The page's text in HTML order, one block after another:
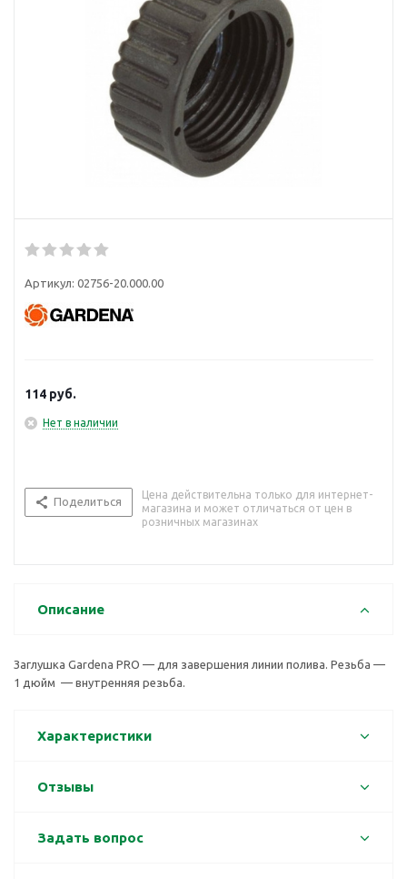
Артикул: 02756-20.000.00
114 руб.
Нет в наличии
Поделиться
Цена действительна только для интернет-
магазина и может отличаться от цен в
розничных магазинах
Описание
Заглушка Gardena PRO — для завершения линии полива. Резьба —
1 дюйм — внутренняя резьба.
Характеристики
Отзывы
Задать вопрос